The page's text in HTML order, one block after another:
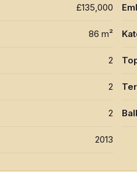
£135,000
86 m²
2
2
2
2013